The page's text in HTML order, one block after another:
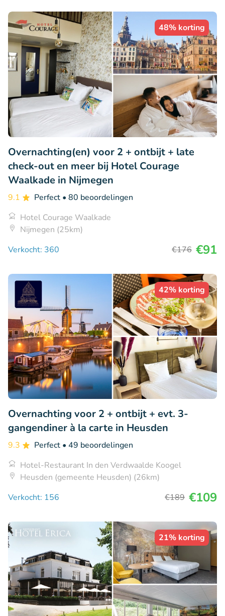
48% korting
Overnachting(en) voor 2 + ontbijt + late
check-out en meer bij Hotel Courage
Waalkade in Nijmegen
9.1 Perfect • 80 beoordelingen
Hotel Courage Waalkade
Nijmegen (25km)
Verkocht: 360
€176 €91
42% korting
Overnachting voor 2 + ontbijt + evt. 3-
gangendiner à la carte in Heusden
9.3 Perfect • 49 beoordelingen
Hotel-Restaurant In den Verdwaalde Koogel
Heusden (gemeente Heusden) (26km)
Verkocht: 156
€189 €109
21% korting